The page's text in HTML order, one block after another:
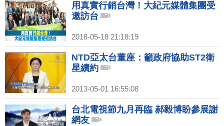
用真實行銷台灣！大紀元媒體集團受
邀訪台
2018-05-18 21:18:19
NTD亞太台董座：籲政府協助ST2衛
星續約
2013-05-01 16:55:08
台北電視節九月再臨 郝毅博盼參展謝
網友